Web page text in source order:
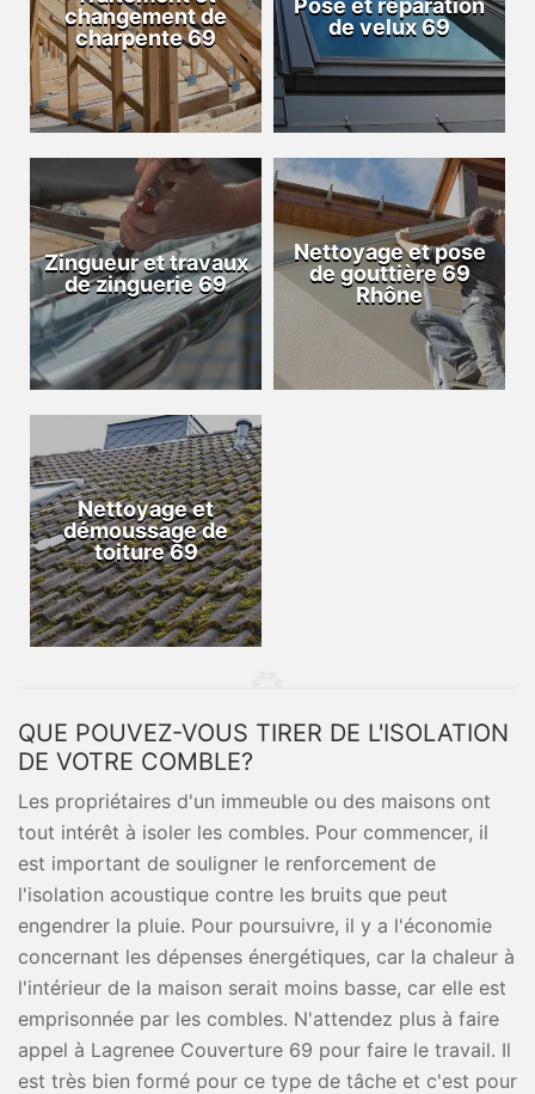
changement de
charpente 69
Pose et réparation
de velux 69
Zingueur et travaux
de zinguerie 69
Nettoyage et pose
de gouttière 69
Rhône
Nettoyage et
démoussage de
toiture 69
QUE POUVEZ-VOUS TIRER DE L'ISOLATION
DE VOTRE COMBLE?
Les propriétaires d'un immeuble ou des maisons ont
tout intérêt à isoler les combles. Pour commencer, il
est important de souligner le renforcement de
l'isolation acoustique contre les bruits que peut
engendrer la pluie. Pour poursuivre, il y a l'économie
concernant les dépenses énergétiques, car la chaleur à
l'intérieur de la maison serait moins basse, car elle est
emprisonnée par les combles. N'attendez plus à faire
appel à Lagrenee Couverture 69 pour faire le travail. Il
est très bien formé pour ce type de tâche et c'est pour